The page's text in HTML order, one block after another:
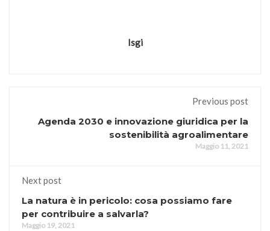
Isgi
Previous post
Agenda 2030 e innovazione giuridica per la
sostenibilità agroalimentare
Maggio 11, 2021
Next post
La natura è in pericolo: cosa possiamo fare
per contribuire a salvarla?
Maggio 19, 2021